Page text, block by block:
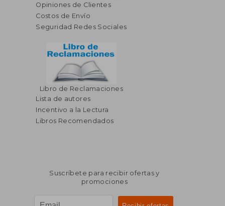
Opiniones de Clientes
Costos de Envío
Seguridad Redes Sociales
Libro de Reclamaciones
Lista de autores
Incentivo a la Lectura
Libros Recomendados
Suscríbete para recibir ofertas y
promociones